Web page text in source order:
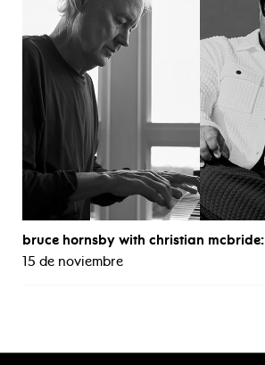
bruce hornsby with christian mcbride:
15 de noviembre